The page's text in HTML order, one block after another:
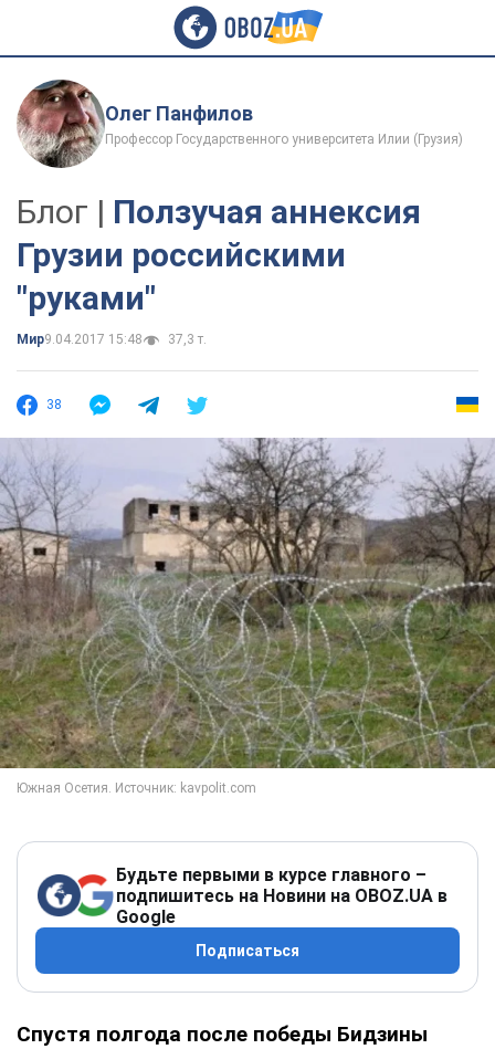
Олег Панфилов
Профессор Государственного университета Илии (Грузия)
Блог | Ползучая аннексия
Грузии российскими
"руками"
Мир9.04.2017 15:48 37,3 т.
38
Будьте первыми в курсе главного –
подпишитесь на Новини на OBOZ.UA в
Google
Подписаться
Спустя полгода после победы Бидзины